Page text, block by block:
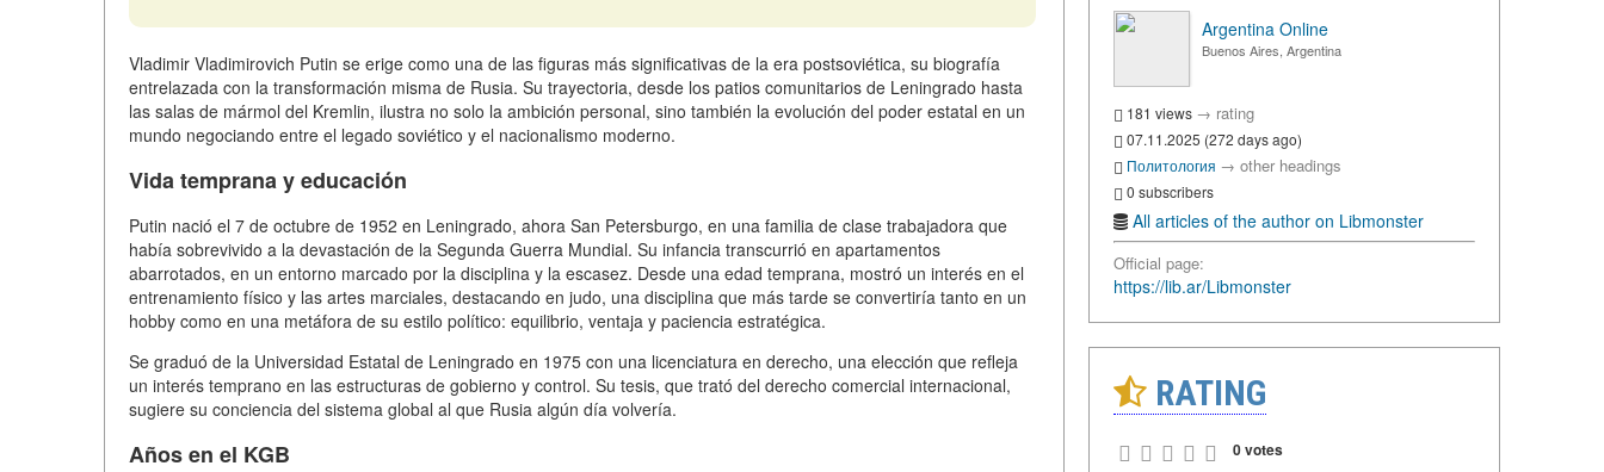
Vladimir Vladimirovich Putin se erige como una de las figuras más significativas de la era postsoviética, su biografía
entrelazada con la transformación misma de Rusia. Su trayectoria, desde los patios comunitarios de Leningrado hasta
las salas de mármol del Kremlin, ilustra no solo la ambición personal, sino también la evolución del poder estatal en un
mundo negociando entre el legado soviético y el nacionalismo moderno.
Vida temprana y educación
Putin nació el 7 de octubre de 1952 en Leningrado, ahora San Petersburgo, en una familia de clase trabajadora que
había sobrevivido a la devastación de la Segunda Guerra Mundial. Su infancia transcurrió en apartamentos
abarrotados, en un entorno marcado por la disciplina y la escasez. Desde una edad temprana, mostró un interés en el
entrenamiento físico y las artes marciales, destacando en judo, una disciplina que más tarde se convertiría tanto en un
hobby como en una metáfora de su estilo político: equilibrio, ventaja y paciencia estratégica.
Se graduó de la Universidad Estatal de Leningrado en 1975 con una licenciatura en derecho, una elección que refleja
un interés temprano en las estructuras de gobierno y control. Su tesis, que trató del derecho comercial internacional,
sugiere su conciencia del sistema global al que Rusia algún día volvería.
Años en el KGB
Argentina Online
Buenos Aires, Argentina
181 views → rating
07.11.2025 (272 days ago)
Политология → other headings
0 subscribers
All articles of the author on Libmonster
Official page:
https://lib.ar/Libmonster
RATING
0 votes